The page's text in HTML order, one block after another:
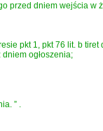
przed dniem wejścia w
pkt 1, pkt 76 lit. b tiret
ogłoszenia;
” .